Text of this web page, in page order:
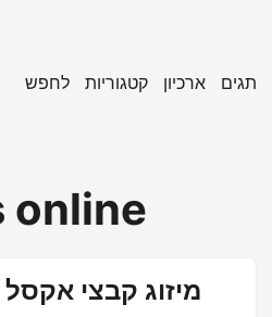
לחפש קטגוריות ארכיון תגים
online
מיזוג קבצי אקסל